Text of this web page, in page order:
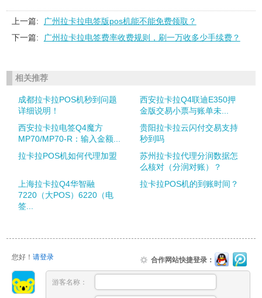
上一篇:
广州拉卡拉电签版pos机能不能免费领取？
下一篇:
广州拉卡拉电签费率收费规则，刷一万收多少手续费？
相关推荐
成都拉卡拉POS机秒到问题
详细说明！
西安拉卡拉Q4联迪E350押
金版交易小票与账单未...
西安拉卡拉电签Q4魔方
MP70/MP70-R：输入金额...
贵阳拉卡拉云闪付交易支持
秒到吗
拉卡拉POS机如何代理加盟
苏州拉卡拉代理分润数据怎
么核对（分润对账）？
上海拉卡拉Q4华智融
7220（大POS）6220（电
签...
拉卡拉POS机的到账时间？
您好！ 请登录 合作网站快捷登录：
游客名称：